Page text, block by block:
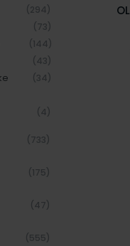
(27)
(132)
(120)
(53)
(294)
(73)
(144)
(43)
(34)
(4)
(733)
(175)
(47)
(555)